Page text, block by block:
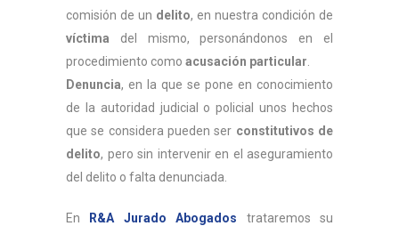
comisión de un delito, en nuestra condición de
víctima del mismo, personándonos en el
procedimiento como acusación particular
Denuncia, en la que se pone en conocimiento
de la autoridad judicial o policial unos hechos
que se considera pueden ser constitutivos de
delito, pero sin intervenir en el aseguramiento
del delito o falta denunciada.
En R&A Jurado Abogados trataremos su